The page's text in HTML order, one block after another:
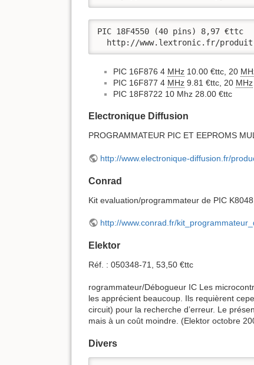
PIC 18F4550 (40 pins) 8,97 €ttc
http://www.lextronic.fr/
PIC 16F876 4 MHz 10.00 €ttc, 20
PIC 16F877 4 MHz 9.81 €ttc, 20 MHz
PIC 18F8722 10 Mhz 28.00 €ttc
Electronique Diffusion
PROGRAMMATEUR PIC ET EEPROMS
http://www.electronique-diffusion.fr/
Conrad
Kit evaluation/programmateur de PIC
http://www.conrad.fr/
Elektor
Réf. : 050348-71, 53,50 €ttc
rogrammateur/Débogueur IC Les
les apprécient beaucoup. Ils requièrent
circuit) pour la recherche dʼerreur. Le
mais à un coût moindre. (Elektor octobre
Divers